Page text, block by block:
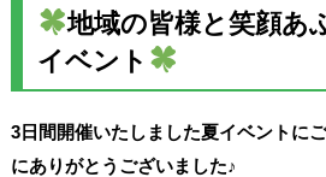
地域の皆様と笑顔あ
イベント
3日間開催いたしました夏イベントに
にありがとうございました♪